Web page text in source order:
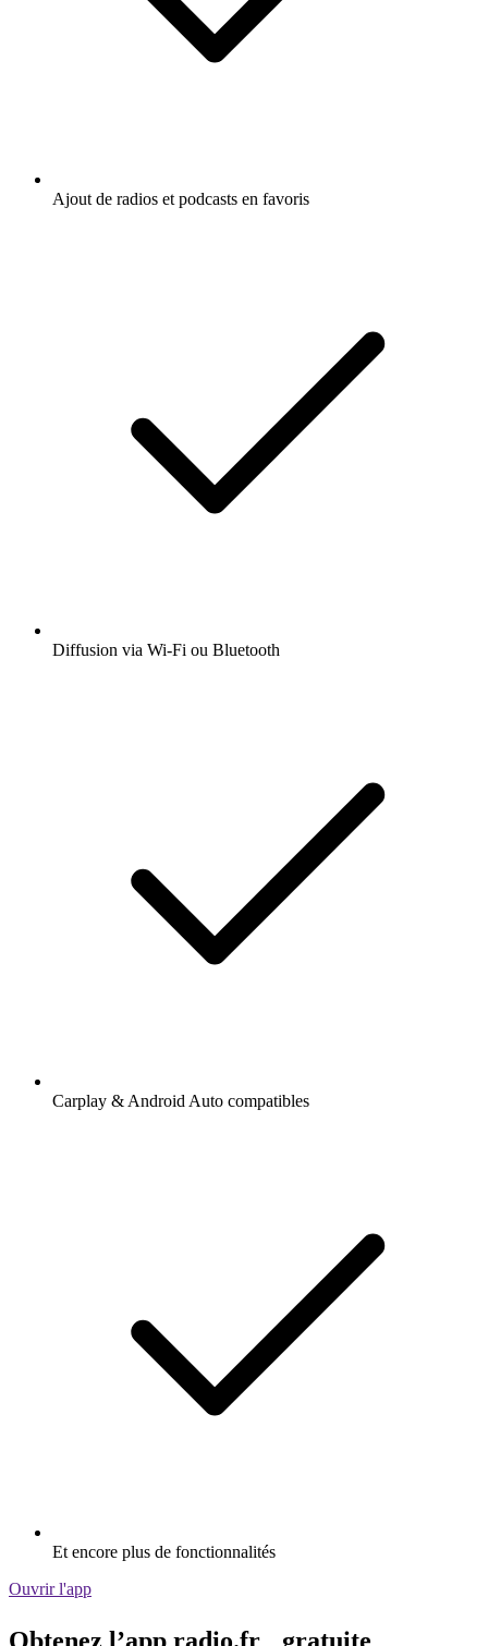
Ajout de radios et podcasts en favoris
Diffusion via Wi-Fi ou Bluetooth
Carplay & Android Auto compatibles
Et encore plus de fonctionnalités
Ouvrir l'app